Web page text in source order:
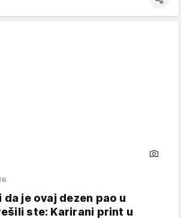
je ovaj dezen pao u
ste: Karirani print u